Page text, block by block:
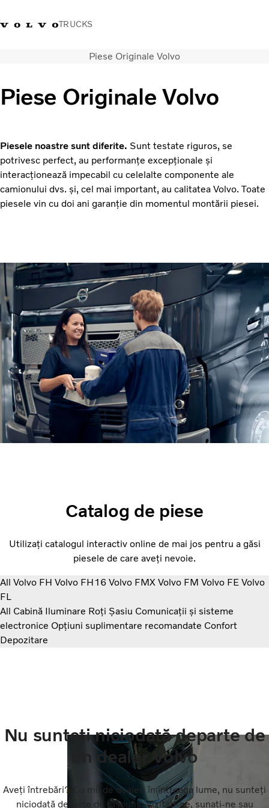
TRUCKS
Merchandise Volvo Trucks Conectare
Soluții de transport
Dealer locator
News
Despre noi
Contactați-ne
Piese Originale Volvo
Piese Originale Volvo
Piesele noastre sunt diferite. Sunt testate riguros, se
potrivesc perfect, au performanțe excepționale și
interacționează impecabil cu celelalte componente ale
camionului dvs. și, cel mai important, au calitatea Volvo. Toate
piesele vin cu doi ani garanție din momentul montării piesei.
Catalog de piese
Utilizați catalogul interactiv online de mai jos pentru a găsi
piesele de care aveți nevoie.
All Volvo FH Volvo FH16 Volvo FMX Volvo FM Volvo FE Volvo
FL
All Cabină Iluminare Roți Şasiu Comunicații și sisteme
electronice Opțiuni suplimentare recomandate Confort
Depozitare
Nu sunteți niciodată departe de
un dealer Volvo
Aveți întrebări? Cu mii de dealeri în întreaga lume, nu sunteți
niciodată departe de răspuns. Vizitați-ne, sunați-ne sau